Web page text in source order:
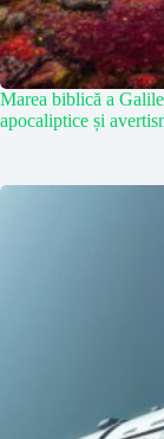
Marea biblică a
apocaliptice și